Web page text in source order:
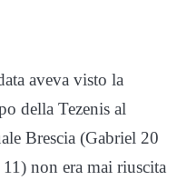
aveva visto la
della Tezenis al
Brescia (Gabriel 20
non era mai riuscita